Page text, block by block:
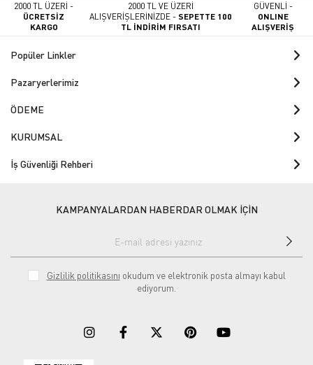
2000 TL ÜZERİ -
ÜCRETSİZ
KARGO
2000 TL VE ÜZERİ
ALIŞVERİŞLERİNİZDE -SEPETTE 100
TL İNDİRİM FIRSATI
GÜVENLİ -
ONLINE
ALIŞVERİŞ
Popüler Linkler
Pazaryerlerimiz
ÖDEME
KURUMSAL
İş Güvenliği Rehberi
KAMPANYALARDAN HABERDAR OLMAK İÇİN
Gizlilik politikasını okudum ve elektronik posta almayı kabul
ediyorum.